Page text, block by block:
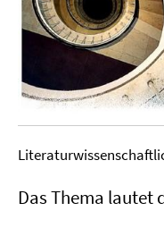
Das Thema lautet